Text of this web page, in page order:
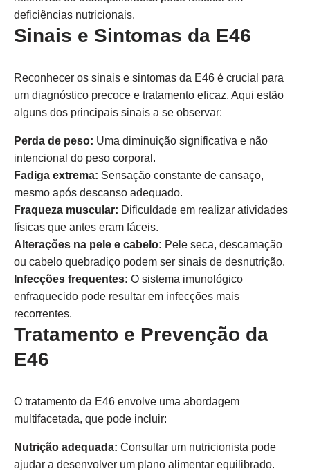
deficiências nutricionais.
Sinais e Sintomas da E46
Reconhecer os sinais e sintomas da E46 é crucial para
um diagnóstico precoce e tratamento eficaz. Aqui estão
alguns dos principais sinais a se observar:
Perda de peso: Uma diminuição significativa e não
intencional do peso corporal.
Fadiga extrema: Sensação constante de cansaço,
mesmo após descanso adequado.
Fraqueza muscular: Dificuldade em realizar atividades
físicas que antes eram fáceis.
Alterações na pele e cabelo: Pele seca, descamação
ou cabelo quebradiço podem ser sinais de desnutrição.
Infecções frequentes: O sistema imunológico
enfraquecido pode resultar em infecções mais
recorrentes.
Tratamento e Prevenção da
E46
O tratamento da E46 envolve uma abordagem
multifacetada, que pode incluir:
Nutrição adequada: Consultar um nutricionista pode
ajudar a desenvolver um plano alimentar equilibrado.